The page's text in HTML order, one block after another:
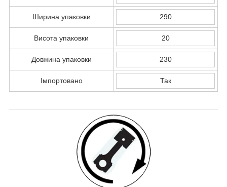
Ширина упаковки 290
Висота упаковки 20
Довжина упаковки 230
Імпортовано Так